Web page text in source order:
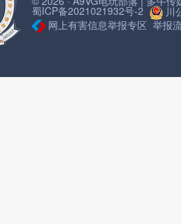
蜀ICP备2021021932号-2
川
网上有害信息举报专区 举报